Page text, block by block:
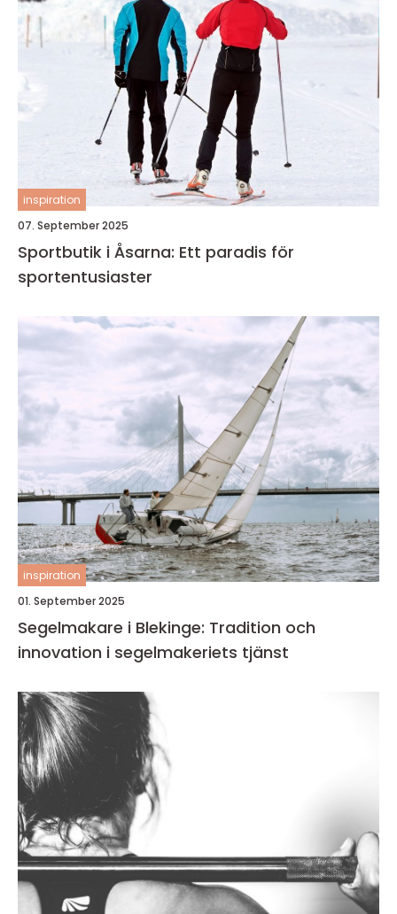
inspiration
07. September 2025
Sportbutik i Åsarna: Ett paradis för
sportentusiaster
inspiration
01. September 2025
Segelmakare i Blekinge: Tradition och
innovation i segelmakeriets tjänst